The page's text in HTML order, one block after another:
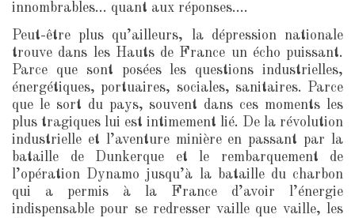
innombrables... quant aux réponses....
Peut-être plus qu’ailleurs, la dépression nationale
trouve dans les Hauts de France un écho puissant.
Parce que sont posées les questions industrielles,
énergétiques, portuaires, sociales, sanitaires. Parce
que le sort du pays, souvent dans ces moments les
plus tragiques lui est intimement lié. De la révolution
industrielle et l’aventure minière en passant par la
bataille de Dunkerque et le rembarquement de
l’opération Dynamo jusqu’à la bataille du charbon
qui a permis à la France d’avoir l’énergie
indispensable pour se redresser vaille que vaille, les